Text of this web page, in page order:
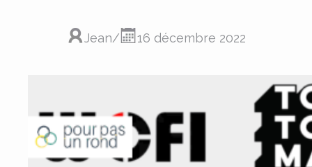
Jean/ 16 décembre 2022